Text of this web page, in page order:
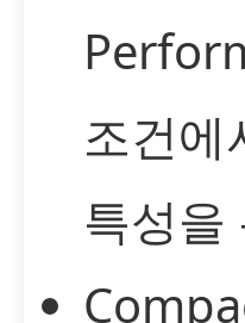
조건에
특성을